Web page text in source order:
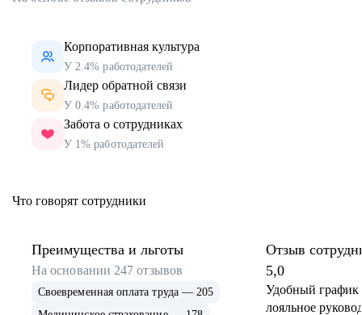
Корпоративная культура
У 2.4% работодателей
Лидер обратной связи
У 0.4% работодателей
Забота о сотрудниках
У 1% работодателей
Что говорят сотрудники
Преимущества и льготы
На основании 247 отзывов
Своевременная оплата труда — 205
Отзыв
5,0
Удобный график
лояльное